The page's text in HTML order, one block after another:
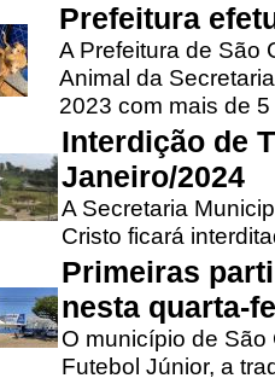
Prefeitura
A Prefeitura de São
Animal da
2023 com mais de 5
Interdição de
Janeiro/2024
A Secretaria
Cristo ficará
Primeiras
nesta quarta-
O município de
Futebol Júnior, a